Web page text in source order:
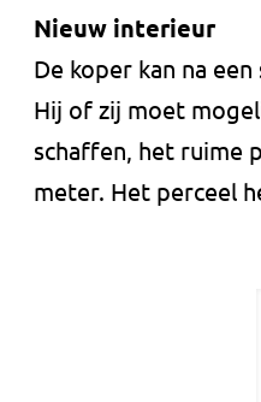
Nieuw interieur
De koper kan na
Hij of zij moet
schaffen, het ruime
meter. Het perceel